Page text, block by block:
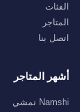
الفئات
المتاجر
اتصل بنا
أشهر المتاجر
Namshi نمشي